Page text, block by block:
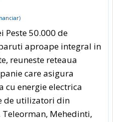
)
Peste 50.000 de
aproape integral in
reuneste reteaua
care asigura
cu energie electrica
de utilizatori din
Teleorman, Mehedinti,